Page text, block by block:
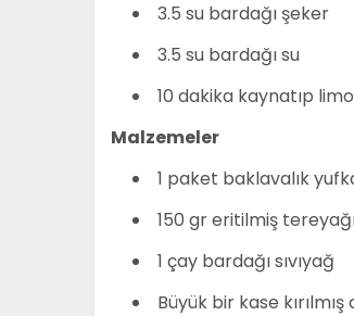
3.5 su bardağı şeker
3.5 su bardağı su
10 dakika kaynatıp
Malzemeler
1 paket baklavalık
150 gr eritilmiş
1 çay bardağı sıvıyağ
Büyük bir kase kırılmış